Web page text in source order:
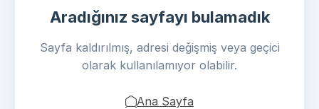
Aradığınız sayfayı bulamadık
Sayfa kaldırılmış, adresi değişmiş veya geçici
olarak kullanılamıyor olabilir.
Ana Sayfa